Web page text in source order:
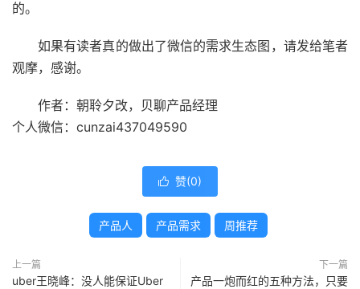
的。
如果有读者真的做出了微信的需求生态图，请发给笔者
观摩，感谢。
作者：朝聆夕改，贝聊产品经理
个人微信：cunzai437049590
 赞(0)
产品人 产品需求 周推荐
上一篇
uber王晓峰：没人能保证Uber
下一篇
产品一炮而红的五种方法，只要